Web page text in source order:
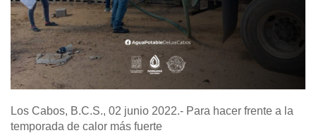
Los Cabos, B.C.S., 02 junio 2022.- Para hacer frente a la
temporada de calor más fuerte